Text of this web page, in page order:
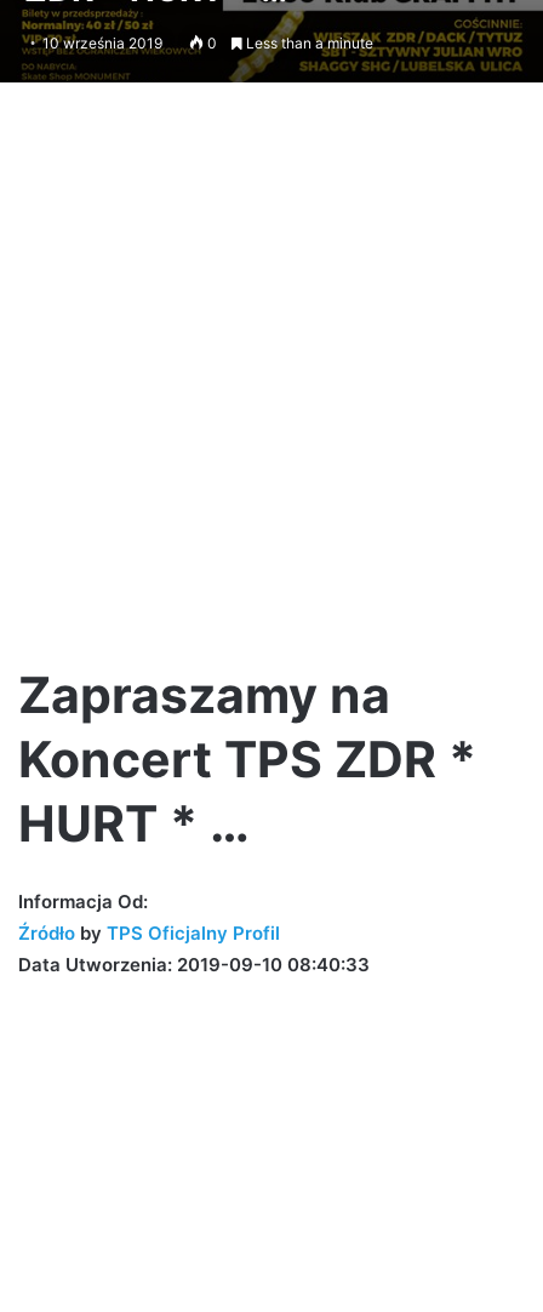
10 września 2019 0 Less than a minute
Zapraszamy na
Koncert TPS ZDR *
HURT * …
Informacja Od:
Źródło by TPS Oficjalny Profil
Data Utworzenia: 2019-09-10 08:40:33